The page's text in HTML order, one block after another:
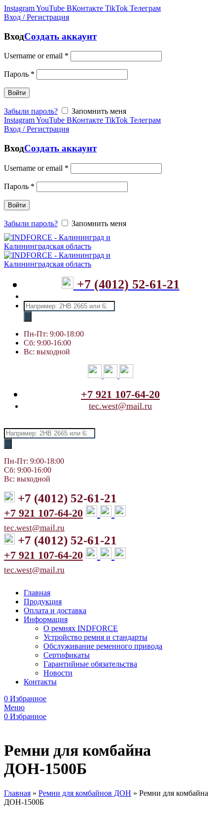
InstagramYouTube ВКонтакте TikTok Телеграм
Вход / Регистрация
ВходСоздать аккаунт
Username or email *
Пароль *
Войти
Забыли пароль?
Запомнить меня
InstagramYouTube ВКонтакте TikTok Телеграм
Вход / Регистрация
ВходСоздать аккаунт
Username or email *
Пароль *
Войти
Забыли пароль? Запомнить меня
+7 (4012) 52-61-21
Поиск
товаров
Пн-Пт: 9:00-18:00
Сб: 9:00-16:00
Вс: выходной
+7 921 107-64-20
tec.west@mail.ru
Поиск
товаров
Пн-Пт: 9:00-18:00
Сб: 9:00-16:00
Вс: выходной
+7 (4012) 52-61-21
+7 921 107-64-20
tec.west@mail.ru
+7 (4012) 52-61-21
+7 921 107-64-20
tec.west@mail.ru
Главная
Продукция
Оплата и доставка
Информация
О ремнях INDFORCE
Устройство ремня и стандарты
Обслуживание ременного привода
Сертификаты
Гарантийные обязательства
Новости
Контакты
0 Избранное
Меню
0 Избранное
Ремни для комбайна
ДОН-1500Б
Главная » Ремни для комбайнов ДОН » Ремни для комбайна
ДОН-1500Б